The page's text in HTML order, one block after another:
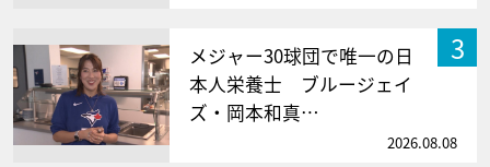
3
メジャー30球団で唯一の日
本人栄養士 ブルージェイ
ズ・岡本和真…
2026.08.08